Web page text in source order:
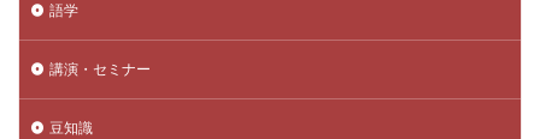
語学
講演・セミナー
豆知識